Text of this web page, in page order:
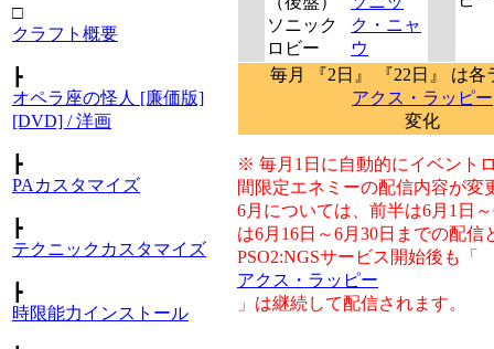
□
クラフト概要
┣
オペラ座の怪人 [廉価版]
[DVD] / 洋画
┣
PAカスタマイズ
┣
テクニックカスタマイズ
┣
時限能力インストール
ソニック
ロビー
ク・ニャ
ウ
毎月 『2日』 『22日』 は各
アクス・ラッピー
変化
※ 毎月1日に自動的にイベント
間限定エネミーの配信内容が変
6月については、前半は6月1日
は6月16日～6月30日までの配信
PSO2:NGSサービス開始後も「
アクス・ラッピー
」は継続して配信されます。